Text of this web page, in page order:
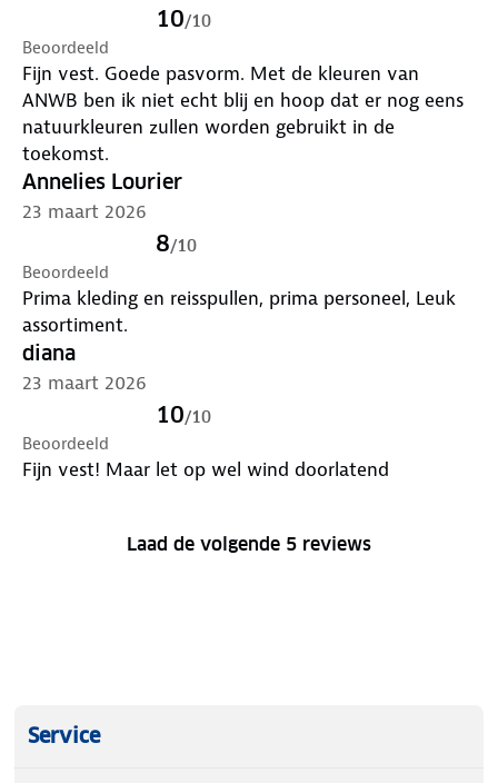
10/10
Beoordeeld
Fijn vest. Goede pasvorm. Met de kleuren van
ANWB ben ik niet echt blij en hoop dat er nog eens
natuurkleuren zullen worden gebruikt in de
toekomst.
Annelies Lourier
23 maart 2026
8/10
Beoordeeld
Prima kleding en reisspullen, prima personeel, Leuk
assortiment.
diana
23 maart 2026
10/10
Beoordeeld
Fijn vest! Maar let op wel wind doorlatend
Laad de volgende 5 reviews
Service